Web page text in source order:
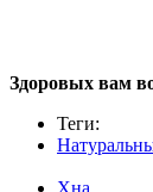
Здоровых вам
Теги: